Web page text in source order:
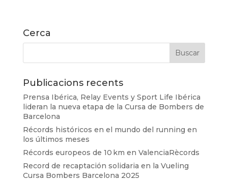
Cerca
Publicacions recents
Prensa Ibérica, Relay Events y Sport Life Ibérica
lideran la nueva etapa de la Cursa de Bombers de
Barcelona
Récords históricos en el mundo del running en
los últimos meses
Récords europeos de 10 km en ValenciaRècords
Record de recaptación solidaria en la Vueling
Cursa Bombers Barcelona 2025